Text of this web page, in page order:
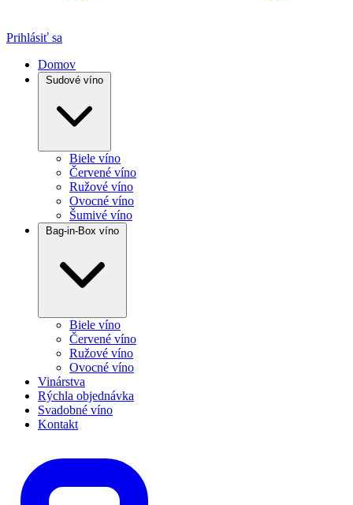
Prihlásiť sa
Domov
Sudové víno
Biele víno
Červené víno
Ružové víno
Ovocné víno
Šumivé víno
Bag-in-Box víno
Biele víno
Červené víno
Ružové víno
Ovocné víno
Vinárstva
Rýchla objednávka
Svadobné víno
Kontakt